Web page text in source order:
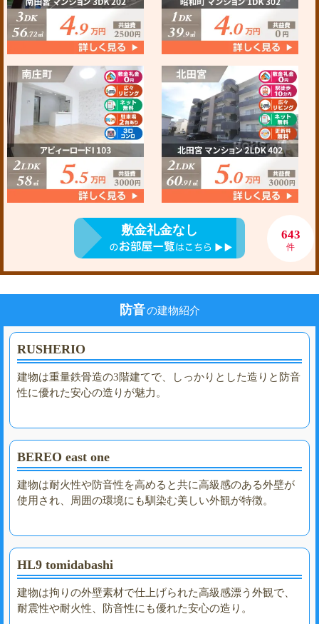
敷金礼金なし 643
件
防音の建物紹介
RUSHERIO
建物は重量鉄骨造の3階建てで、しっかりとした造りと防音
性に優れた安心の造りが魅力。
BEREO east one
建物は耐火性や防音性を高めると共に高級感のある外壁が
使用され、周囲の環境にも馴染む美しい外観が特徴。
HL9 tomidabashi
建物は拘りの外壁素材で仕上げられた高級感漂う外観で、
耐震性や耐火性、防音性にも優れた安心の造り。